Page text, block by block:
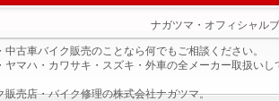
ナガツマ・オフィシャル
古車バイク販売のことなら何でもご相談ください。
ヤマハ・カワサキ・スズキ・外車の全メーカー取扱いし
販売店・バイク修理の株式会社ナガツマ。